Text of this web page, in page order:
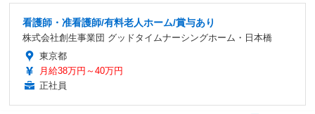
看護師・准看護師/有料老人ホーム/賞与あり
株式会社創生事業団 グッドタイムナーシングホーム・日本橋
東京都
月給38万円～40万円
正社員